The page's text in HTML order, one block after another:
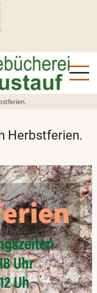
Herbstferien.